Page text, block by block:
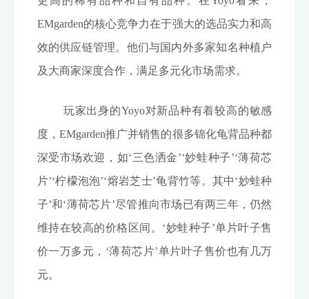
EMgarden的核心竞争力在于强大的选品实力和高
效的供应链管理。他们与国内外多家知名种植户
及大商家深度合作，满足多元化市场需求。
玩家出身的Yoyo对新品种有着较高的敏感
度，EMgarden推广并销售的很多锦化龟背品种都
深受市场欢迎，如‘三色洒金’‘妙蛙种子’‘薄荷芯
片’‘柠檬泡泡’‘熔岩芝士’龟背竹等。其中‘妙蛙种
子’和‘薄荷芯片’尽管推向市场已有两三年，仍然
维持在较高的价格区间。‘妙蛙种子’单片叶子售
价一万多元，‘薄荷芯片’单片叶子售价也有几万
元。